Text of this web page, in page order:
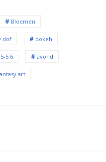
Bloemen
dof bokeh
5.6 avond
art